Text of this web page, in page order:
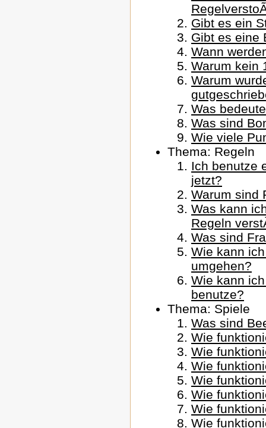
Gibt es ein
Gibt es eine
Wann
Warum kein
Warum
Was
Was sind
Wie viele
Thema: Regeln
Ich benutze
jetzt?
Warum sind
Was kann
Regeln
Was sind
Wie kann
umgehen?
Wie kann
benutze?
Thema: Spiele
Was sind
Wie
Wie
Wie
Wie
Wie
Wie
Wie